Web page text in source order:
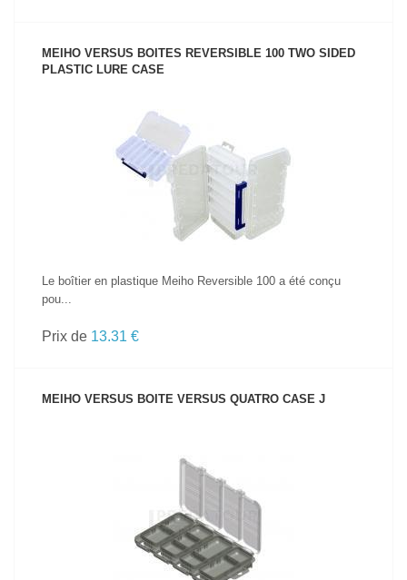
MEIHO VERSUS BOITES REVERSIBLE 100 TWO SIDED
PLASTIC LURE CASE
VOIR LE PRODUIT
Le boîtier en plastique Meiho Reversible 100 a été conçu
pou...
Prix de 13.31 €
MEIHO VERSUS BOITE VERSUS QUATRO CASE J
VOIR LE PRODUIT